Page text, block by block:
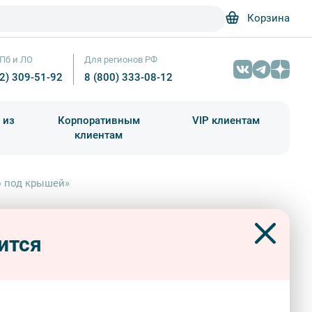
Корзина
и ЛО
309-51-92
Для регионов РФ
8 (800) 333-08-12
Корпоративным
клиентам
VIP клиентам
под крышей»
«Зимние Забавы и Угощения»
центре «Место под